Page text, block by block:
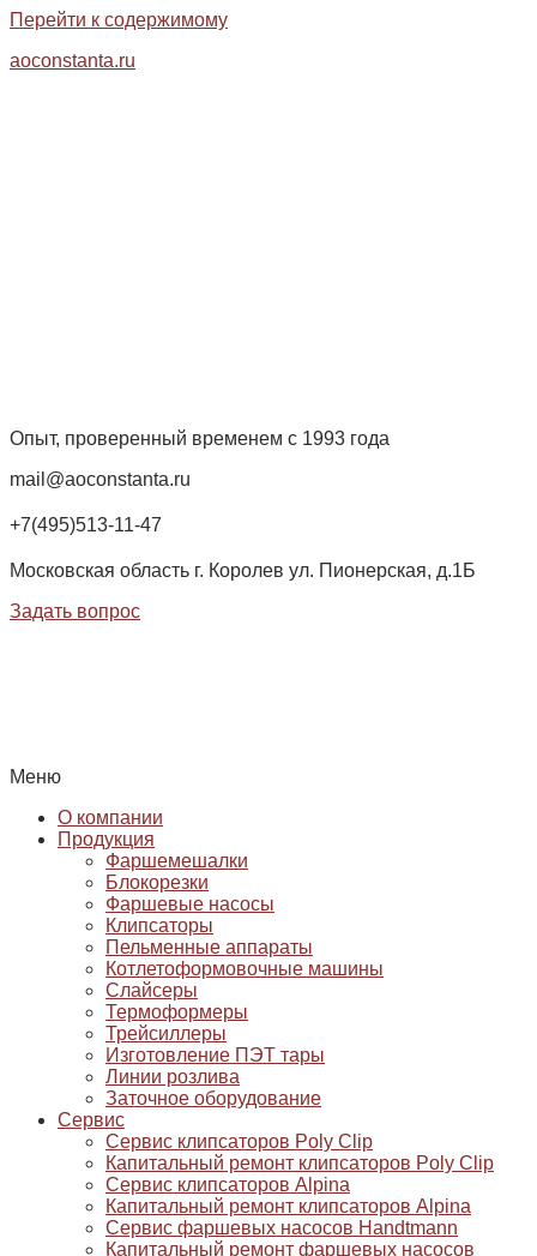
Перейти к содержимому
aoconstanta.ru
Опыт, проверенный временем с 1993 года
mail@aoconstanta.ru
+7(495)513-11-47
Московская область г. Королев ул. Пионерская, д.1Б
Задать вопрос
Меню
О компании
Продукция
Фаршемешалки
Блокорезки
Фаршевые насосы
Клипсаторы
Пельменные аппараты
Котлетоформовочные машины
Слайсеры
Термоформеры
Трейсиллеры
Изготовление ПЭТ тары
Линии розлива
Заточное оборудование
Сервис
Сервис клипсаторов Poly Clip
Капитальный ремонт клипсаторов Poly Clip
Сервис клипсаторов Alpina
Капитальный ремонт клипсаторов Alpina
Сервис фаршевых насосов Handtmann
Капитальный ремонт фаршевых насосов